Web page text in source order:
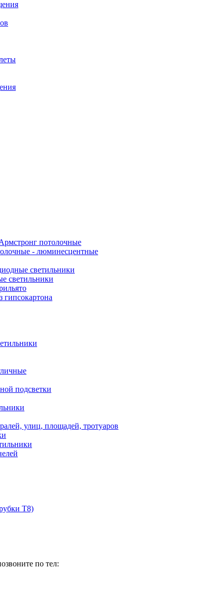
потолочные
- люминесцентные
светильники
светильники
гипсокартона
подсветки
улиц, площадей, тротуаров
T8)
по тел: